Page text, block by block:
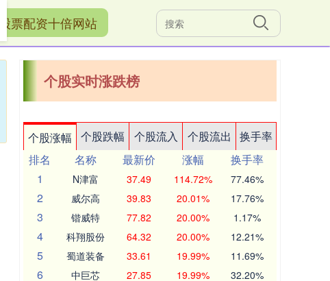
股票配资十倍网站
个股实时涨跌榜
个股涨幅 个股跌幅 个股流入 个股流出
换手率
排名
名称 最新价 涨幅
换手率
1
N津富 37.49 114.72% 77.46%
2 威尔高 39.83 20.01% 17.76%
3 锴威特 77.82 20.00% 1.17%
4 科翔股份 64.32 20.00% 12.21%
5 蜀道装备 33.61 19.99% 11.69%
6 中巨芯 27.85 19.99% 32.20%